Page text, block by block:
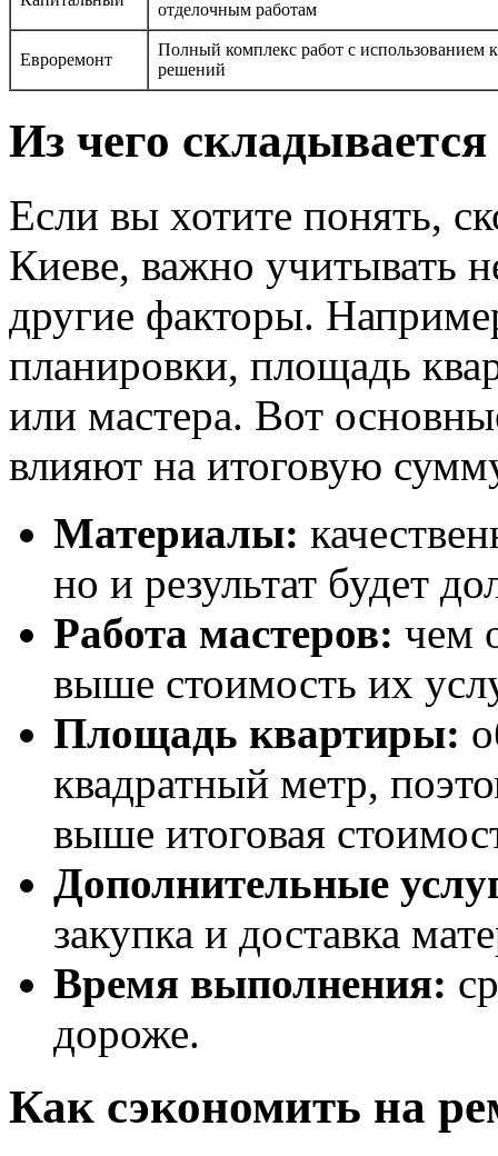
отделочным работам
Евроремонт
Полный комплекс работ с использованием
решений
Из чего
Если вы хотите понять,
Киеве, важно учитывать
другие факторы.
планировки, площадь
или мастера. Вот
влияют на итоговую
Материалы:
но и результат будет
Работа мастеров: чем
выше стоимость их
Площадь квартиры:
квадратный метр,
выше итоговая
Дополнительные
закупка и доставка
Время выполнения:
дороже.
Как сэкономить на